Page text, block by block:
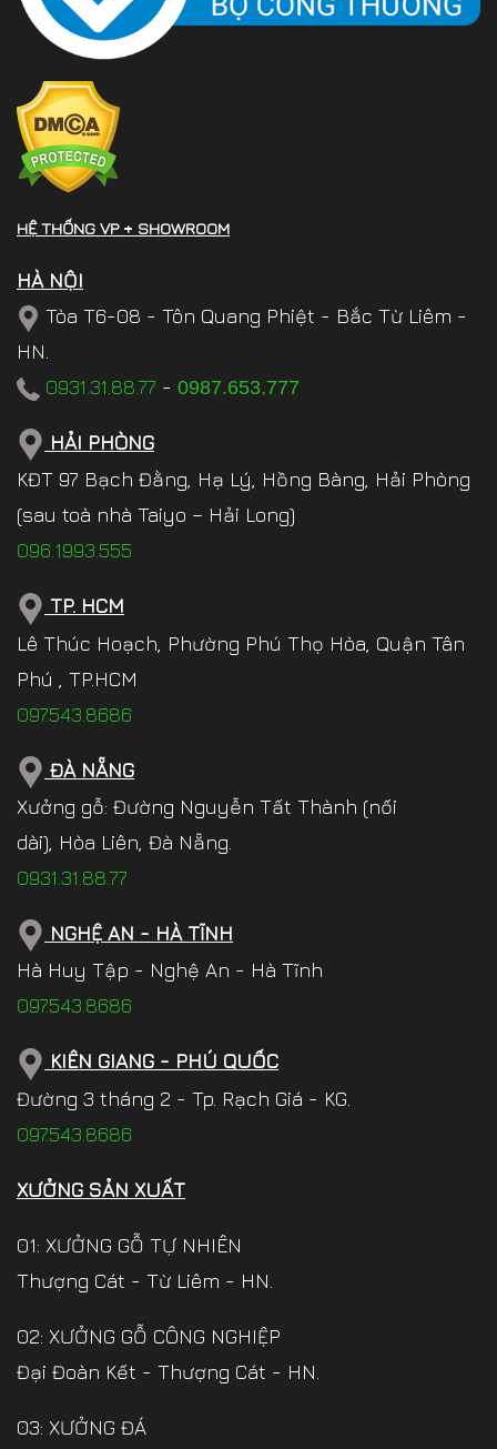
HỆ THỐNG VP + SHOWROOM
HÀ NỘI
Tòa T6-08 - Tôn Quang Phiệt - Bắc Từ Liêm -
HN.
0931.31.88.77 - 0987.653.777
HẢI PHÒNG
KĐT 97 Bạch Đằng, Hạ Lý, Hồng Bàng, Hải Phòng
(sau toà nhà Taiyo – Hải Long)
096.1993.555
TP. HCM
Lê Thúc Hoạch, Phường Phú Thọ Hòa, Quận Tân
Phú , TP.HCM
097.543.8686
ĐÀ NẴNG
Xưởng gỗ: Đường Nguyễn Tất Thành (nối
dài), Hòa Liên, Đà Nẵng.
0931.31.88.77
NGHỆ AN - HÀ TĨNH
Hà Huy Tập - Nghệ An - Hà Tĩnh
097.543.8686
KIÊN GIANG - PHÚ QUỐC
Đường 3 tháng 2 - Tp. Rạch Giá - KG.
097.543.8686
XƯỞNG SẢN XUẤT
01: XƯỞNG GỖ TỰ NHIÊN
Thượng Cát - Từ Liêm - HN.
02: XƯỞNG GỖ CÔNG NGHIỆP
Đại Đoàn Kết - Thượng Cát - HN.
03: XƯỞNG ĐÁ